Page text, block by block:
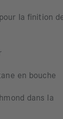
la finition
en bouche
dans la